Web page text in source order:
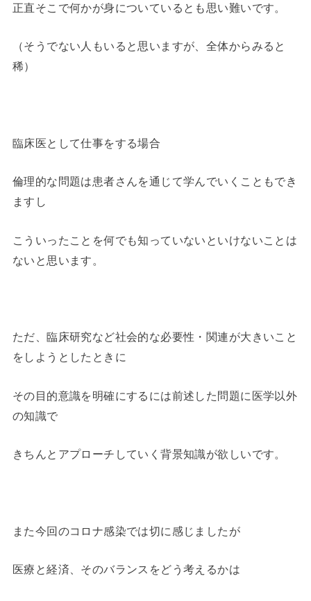
正直そこで何かが身についているとも思い難いです。
（そうでない人もいると思いますが、全体からみると
稀）
臨床医として仕事をする場合
倫理的な問題は患者さんを通じて学んでいくこともでき
ますし
こういったことを何でも知っていないといけないことは
ないと思います。
ただ、臨床研究など社会的な必要性・関連が大きいこと
をしようとしたときに
その目的意識を明確にするには前述した問題に医学以外
の知識で
きちんとアプローチしていく背景知識が欲しいです。
また今回のコロナ感染では切に感じましたが
医療と経済、そのバランスをどう考えるかは